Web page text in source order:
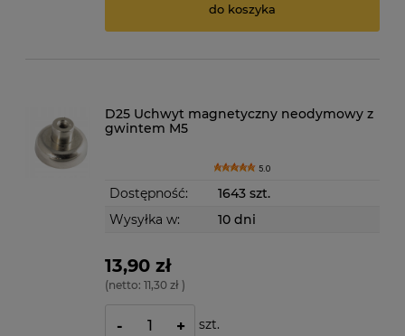
do koszyka
D25 Uchwyt magnetyczny neodymowy z
gwintem M5
5.0
Dostępność:
1643 szt.
Wysyłka w:
10 dni
13,90 zł
(netto:11,30 zł )
- + szt.